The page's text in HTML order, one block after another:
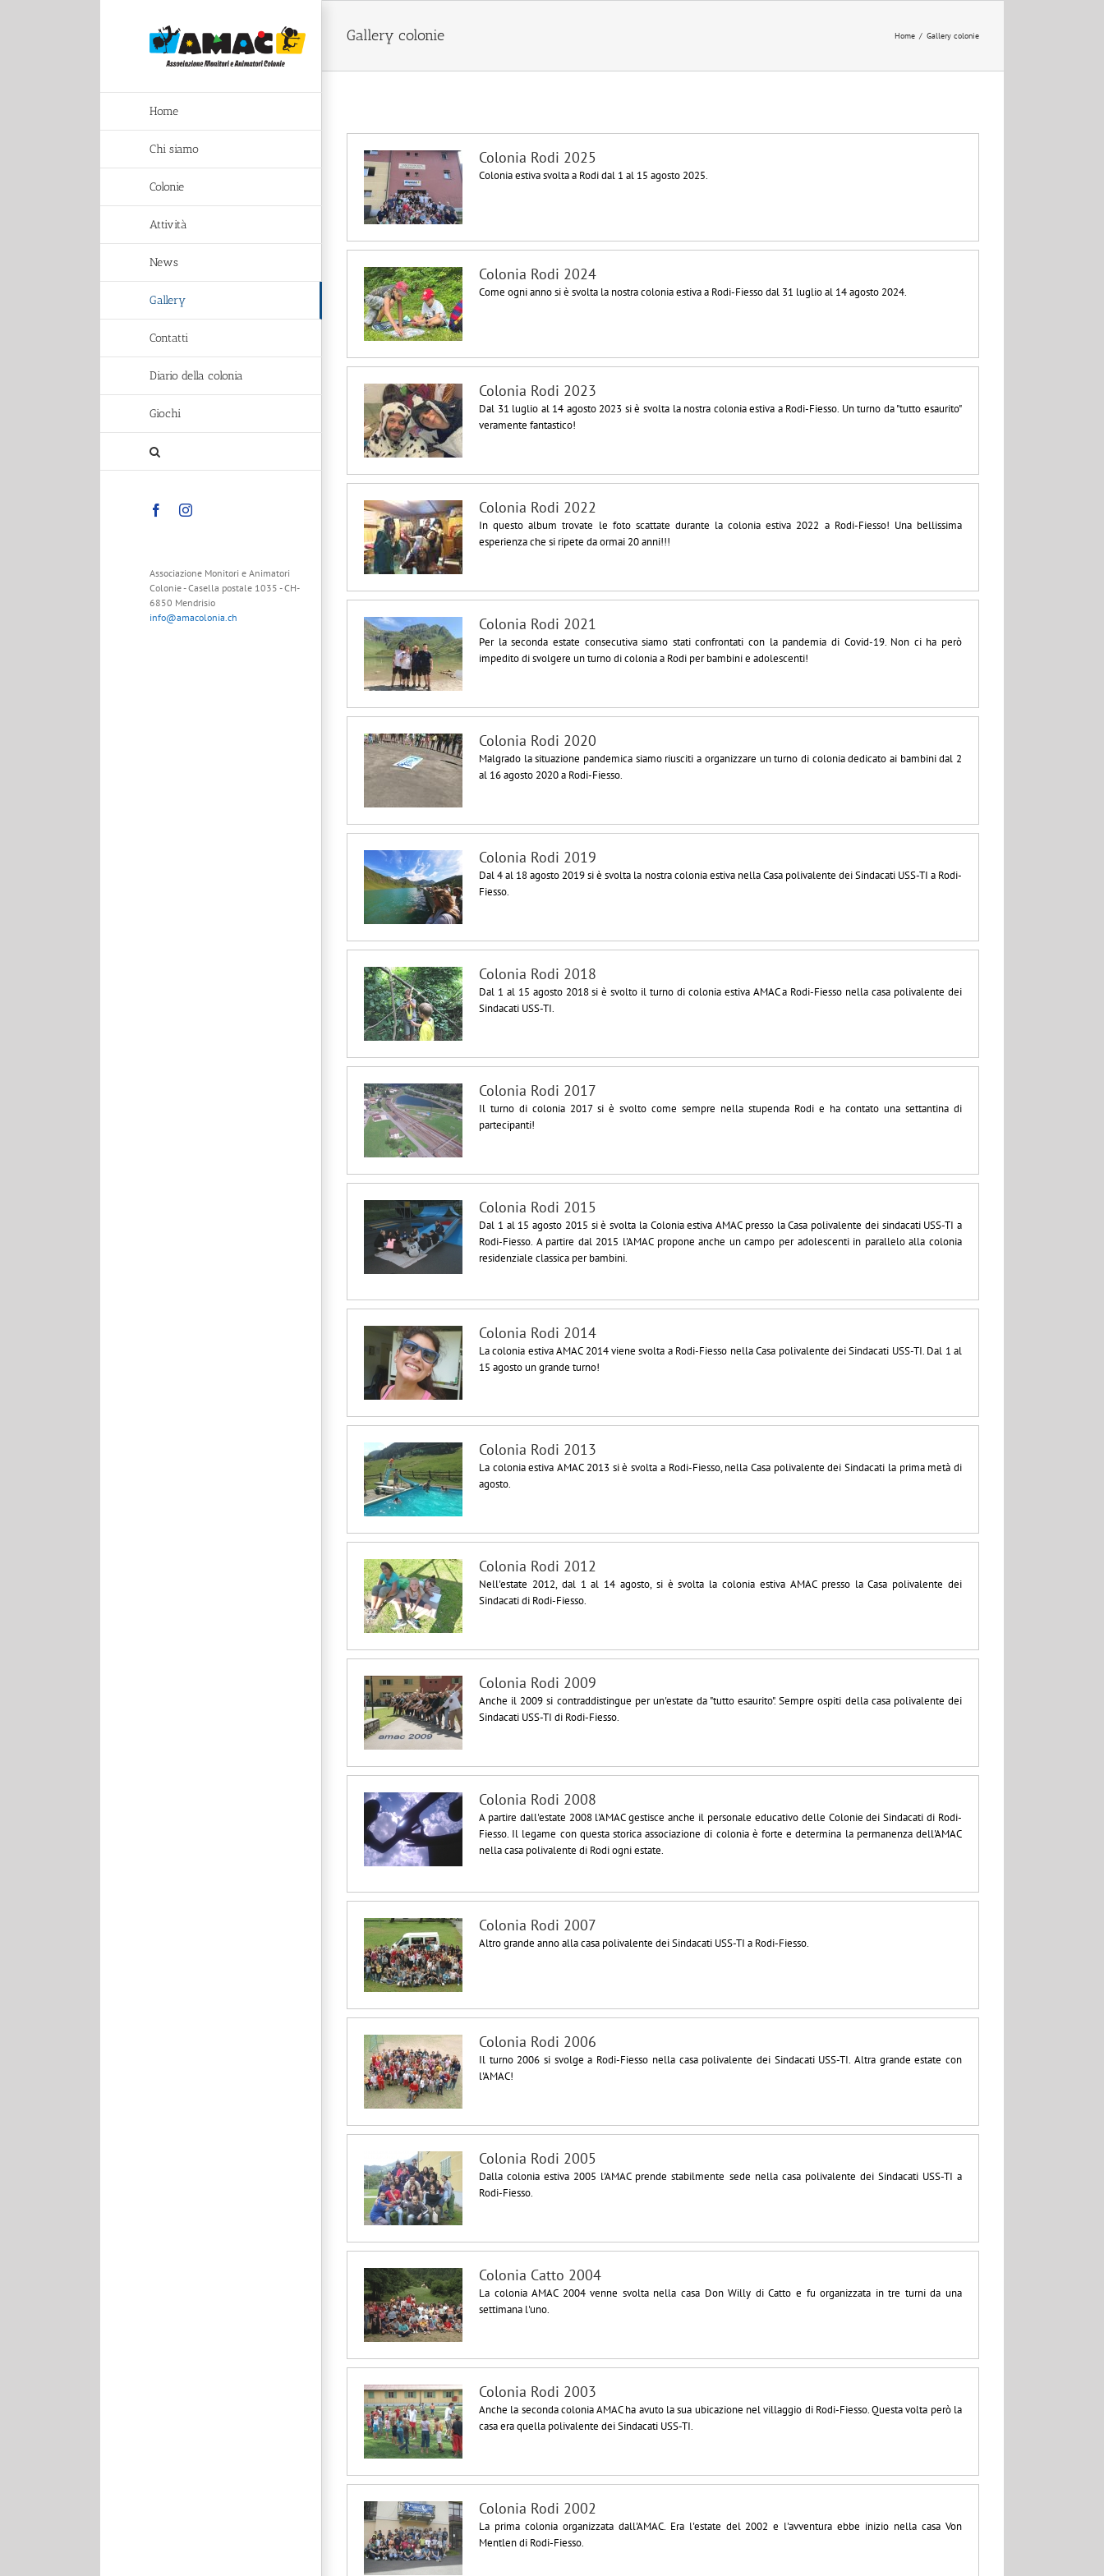
Home
Chi siamo
Colonie
Attività
News
Gallery
Contatti
Diario della colonia
Giochi
FacebookInstagram
Associazione Monitori e Animatori
Colonie - Casella postale 1035 - CH-
6850 Mendrisio
info@amacolonia.ch
Gallery colonie Home / Gallery colonie
Colonia Rodi 2025
Colonia estiva svolta a Rodi dal 1 al 15 agosto 2025.
Colonia Rodi 2024
Come ogni anno si è svolta la nostra colonia estiva a Rodi-Fiesso dal 31 luglio al 14 agosto 2024.
Colonia Rodi 2023
Dal 31 luglio al 14 agosto 2023 si è svolta la nostra colonia estiva a Rodi-Fiesso. Un turno da "tutto esaurito"
veramente fantastico!
Colonia Rodi 2022
In questo album trovate le foto scattate durante la colonia estiva 2022 a Rodi-Fiesso! Una bellissima
esperienza che si ripete da ormai 20 anni!!!
Colonia Rodi 2021
Per la seconda estate consecutiva siamo stati confrontati con la pandemia di Covid-19. Non ci ha però
impedito di svolgere un turno di colonia a Rodi per bambini e adolescenti!
Colonia Rodi 2020
Malgrado la situazione pandemica siamo riusciti a organizzare un turno di colonia dedicato ai bambini dal 2
al 16 agosto 2020 a Rodi-Fiesso.
Colonia Rodi 2019
Dal 4 al 18 agosto 2019 si è svolta la nostra colonia estiva nella Casa polivalente dei Sindacati USS-TI a Rodi-
Fiesso.
Colonia Rodi 2018
Dal 1 al 15 agosto 2018 si è svolto il turno di colonia estiva AMAC a Rodi-Fiesso nella casa polivalente dei
Sindacati USS-TI.
Colonia Rodi 2017
Il turno di colonia 2017 si è svolto come sempre nella stupenda Rodi e ha contato una settantina di
partecipanti!
Colonia Rodi 2015
Dal 1 al 15 agosto 2015 si è svolta la Colonia estiva AMAC presso la Casa polivalente dei sindacati USS-TI a
Rodi-Fiesso. A partire dal 2015 l'AMAC propone anche un campo per adolescenti in parallelo alla colonia
residenziale classica per bambini.
Colonia Rodi 2014
La colonia estiva AMAC 2014 viene svolta a Rodi-Fiesso nella Casa polivalente dei Sindacati USS-TI. Dal 1 al
15 agosto un grande turno!
Colonia Rodi 2013
La colonia estiva AMAC 2013 si è svolta a Rodi-Fiesso, nella Casa polivalente dei Sindacati la prima metà di
agosto.
Colonia Rodi 2012
Nell'estate 2012, dal 1 al 14 agosto, si è svolta la colonia estiva AMAC presso la Casa polivalente dei
Sindacati di Rodi-Fiesso.
Colonia Rodi 2009
Anche il 2009 si contraddistingue per un'estate da "tutto esaurito". Sempre ospiti della casa polivalente dei
Sindacati USS-TI di Rodi-Fiesso.
Colonia Rodi 2008
A partire dall'estate 2008 l'AMAC gestisce anche il personale educativo delle Colonie dei Sindacati di Rodi-
Fiesso. Il legame con questa storica associazione di colonia è forte e determina la permanenza dell'AMAC
nella casa polivalente di Rodi ogni estate.
Colonia Rodi 2007
Altro grande anno alla casa polivalente dei Sindacati USS-TI a Rodi-Fiesso.
Colonia Rodi 2006
Il turno 2006 si svolge a Rodi-Fiesso nella casa polivalente dei Sindacati USS-TI. Altra grande estate con
l'AMAC!
Colonia Rodi 2005
Dalla colonia estiva 2005 l'AMAC prende stabilmente sede nella casa polivalente dei Sindacati USS-TI a
Rodi-Fiesso.
Colonia Catto 2004
La colonia AMAC 2004 venne svolta nella casa Don Willy di Catto e fu organizzata in tre turni da una
settimana l'uno.
Colonia Rodi 2003
Anche la seconda colonia AMAC ha avuto la sua ubicazione nel villaggio di Rodi-Fiesso. Questa volta però la
casa era quella polivalente dei Sindacati USS-TI.
Colonia Rodi 2002
La prima colonia organizzata dall'AMAC. Era l'estate del 2002 e l'avventura ebbe inizio nella casa Von
Mentlen di Rodi-Fiesso.